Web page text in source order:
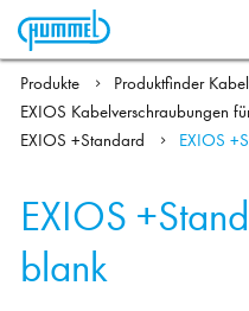
Produkte Produktfinder
EXIOS Kabelverschraubungen
EXIOS +Standard
EXIOS
EXIOS
blank